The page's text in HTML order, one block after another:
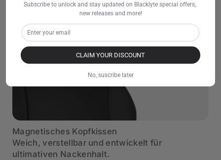
Magnetisches Kopfkissen
Weich, verstellbar und entwickelt für
ultimativen Nackenhalt.
Subscribe to unlock and stay updated on Blacklyte special offers,
new releases and more!
CLAIM YOUR DISCOUNT
No, suscribe later